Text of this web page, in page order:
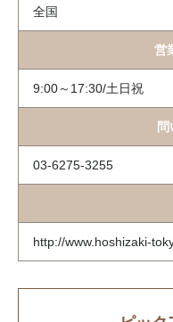
全国
営
9:00～17:30/土日祝
03-6275-3255
http://www.hoshizaki-